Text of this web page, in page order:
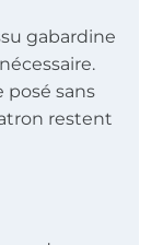
gabardine
posé sans
restent